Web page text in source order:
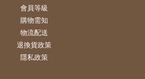
會員等級
購物需知
物流配送
退換貨政策
隱私政策